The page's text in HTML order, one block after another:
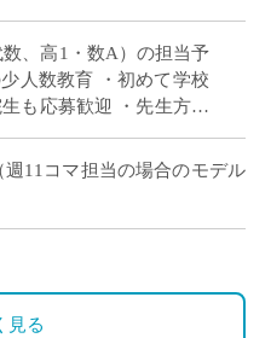
数、高1・数A）の担当予
人数教育 ・初めて学校
も応募歓迎 ・先生方へ
研究や […]
週11コマ担当の場合のモデル
見る